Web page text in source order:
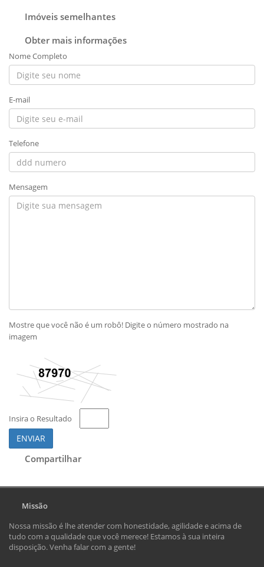
Imóveis semelhantes
Obter mais informações
Nome Completo
E-mail
Telefone
Mensagem
Mostre que você não é um robô! Digite o número mostrado na
imagem
Insira o Resultado
ENVIAR
Compartilhar
Missão
Nossa missão é lhe atender com honestidade, agilidade e acima de
tudo com a qualidade que você merece! Estamos à sua inteira
disposição. Venha falar com a gente!